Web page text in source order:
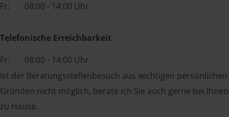
Fr:
08:00 - 14:00 Uhr
Telefonische Erreichbarkeit
Fr:
08:00 - 14:00 Uhr
Ist der Beratungsstellenbesuch aus wichtigen persönlichen
Gründen nicht möglich, berate ich Sie auch gerne bei Ihnen
zu Hause.